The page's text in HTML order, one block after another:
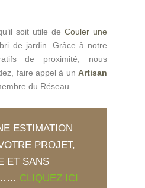
soit utile de Couler une
de jardin. Grâce à notre
de proximité, nous
faire appel à un Artisan
du Réseau.
ESTIMATION
PROJET,
ET SANS
CLIQUEZ ICI